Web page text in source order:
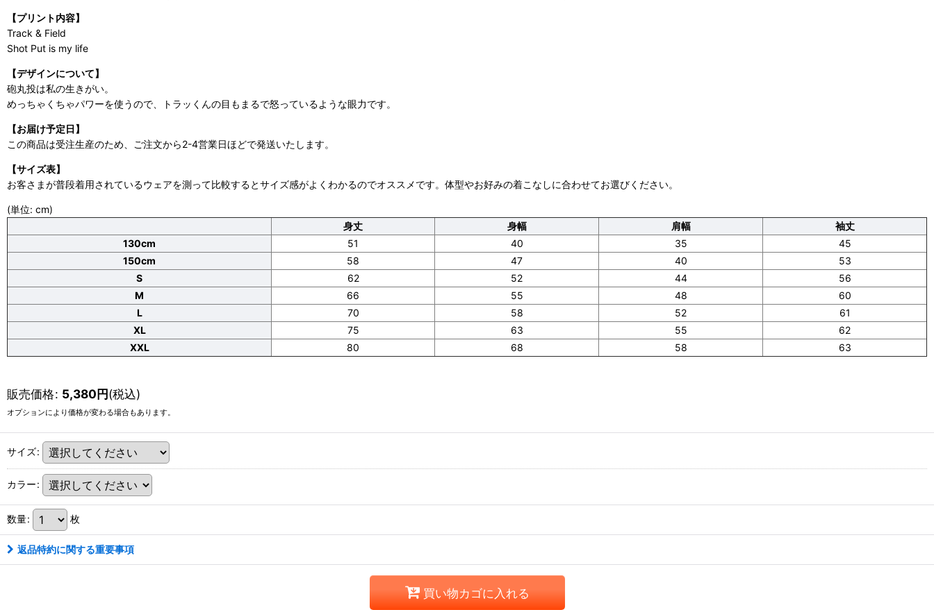
【プリント内容】
Track & Field
Shot Put is my life
【デザインについて】
砲丸投は私の生きがい。
めっちゃくちゃパワーを使うので、トラッくんの目もまるで怒っているような眼力です。
【お届け予定日】
この商品は受注生産のため、ご注文から2-4営業日ほどで発送いたします。
【サイズ表】
お客さまが普段着用されているウェアを測って比較するとサイズ感がよくわかるのでオススメです。体型やお好みの着こなしに合わせてお選びください。
(単位: cm)
身丈
身幅 肩幅
袖丈
130cm
51 40 35
45
150cm
58 47 40
53
S
62 52 44
56
M
66 55 48
60
L
70 58 52
61
XL
75 63 55
62
XXL
80 68 58 63
販売価格: 5,380円(税込)
オプションにより価格が変わる場合もあります。
サイズ:
カラー:
数量: 枚
返品特約に関する重要事項
買い物カゴに入れる